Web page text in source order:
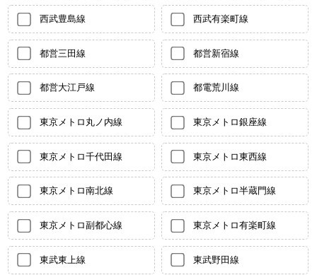
西武豊島線 西武有楽町線
都営三田線 都営新宿線
都営大江戸線 都電荒川線
東京メトロ丸ノ内線 東京メトロ銀座線
東京メトロ千代田線 東京メトロ東西線
東京メトロ南北線 東京メトロ半蔵門線
東京メトロ副都心線 東京メトロ有楽町線
東武東上線 東武野田線